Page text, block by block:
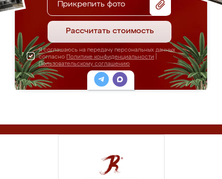
Прикрепить фото
Рассчитать стоимость
Я соглашаюсь на передачу персональных данных
согласно Политике конфиденциальности
Пользовательскому соглашению